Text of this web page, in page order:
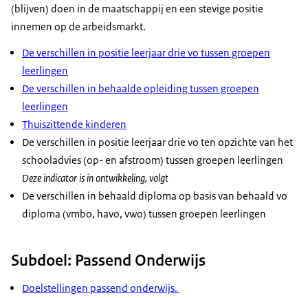
(blijven) doen in de maatschappij en een stevige positie
innemen op de arbeidsmarkt.
De verschillen in positie leerjaar drie vo tussen groepen
leerlingen
De verschillen in behaalde opleiding tussen groepen
leerlingen
Thuiszittende kinderen
De verschillen in positie leerjaar drie vo ten opzichte van het
schooladvies (op- en afstroom) tussen groepen leerlingen
Deze indicator is in ontwikkeling, volgt
De verschillen in behaald diploma op basis van behaald vo
diploma (vmbo, havo, vwo) tussen groepen leerlingen
Subdoel: Passend Onderwijs
Doelstellingen passend onderwijs.